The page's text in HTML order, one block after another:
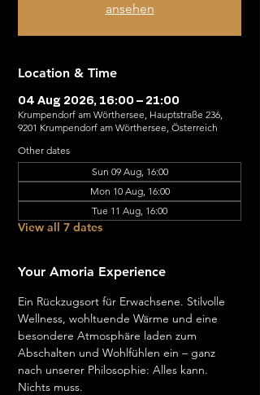
ansehen
Location & Time
04 Aug 2026, 16:00 – 21:00
Krumpendorf am Wörthersee, Hauptstraße 236,
9201 Krumpendorf am Wörthersee, Österreich
Other dates
Sun 09 Aug, 16:00
Mon 10 Aug, 16:00
Tue 11 Aug, 16:00
View all 7 dates
Your Amoria Experience
Ein Rückzugsort für Erwachsene. Stilvolle
Wellness, wohltuende Wärme und eine
besondere Atmosphäre laden zum
Abschalten und Wohlfühlen ein – ganz
nach unserer Philosophie: Alles kann.
Nichts muss.